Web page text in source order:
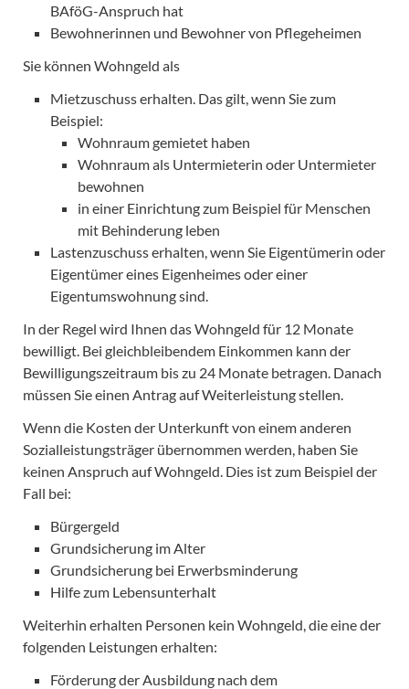
BAföG-Anspruch hat
Bewohnerinnen und Bewohner von Pflegeheimen
Sie können Wohngeld als
Mietzuschuss erhalten. Das gilt, wenn Sie zum
Beispiel:
Wohnraum gemietet haben
Wohnraum als Untermieterin oder Untermieter
bewohnen
in einer Einrichtung zum Beispiel für Menschen
mit Behinderung leben
Lastenzuschuss erhalten, wenn Sie Eigentümerin oder
Eigentümer eines Eigenheimes oder einer
Eigentumswohnung sind.
In der Regel wird Ihnen das Wohngeld für 12 Monate
bewilligt. Bei gleichbleibendem Einkommen kann der
Bewilligungszeitraum bis zu 24 Monate betragen. Danach
müssen Sie einen Antrag auf Weiterleistung stellen.
Wenn die Kosten der Unterkunft von einem anderen
Sozialleistungsträger übernommen werden, haben Sie
keinen Anspruch auf Wohngeld. Dies ist zum Beispiel der
Fall bei:
Bürgergeld
Grundsicherung im Alter
Grundsicherung bei Erwerbsminderung
Hilfe zum Lebensunterhalt
Weiterhin erhalten Personen kein Wohngeld, die eine der
folgenden Leistungen erhalten:
Förderung der Ausbildung nach dem